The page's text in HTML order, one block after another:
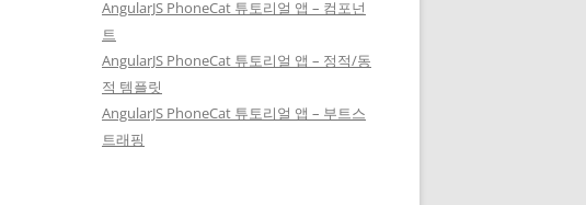
AngularJS PhoneCat 튜토리얼 앱 – 컴포넌
트
AngularJS PhoneCat 튜토리얼 앱 – 정적/동
적 템플릿
AngularJS PhoneCat 튜토리얼 앱 – 부트스
트래핑